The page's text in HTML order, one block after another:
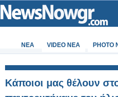
ΝΕΑ VIDEO NEA PHOTO
Κάποιοι μας θέλουν